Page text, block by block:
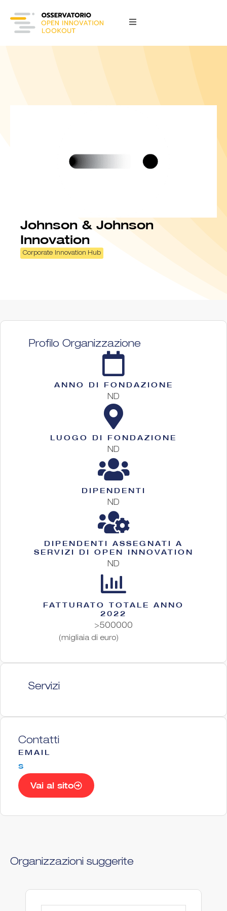
Johnson & Johnson
Innovation
Corporate Innovation Hub
Profilo Organizzazione
ANNO DI FONDAZIONE
ND
LUOGO DI FONDAZIONE
ND
DIPENDENTI
ND
DIPENDENTI ASSEGNATI A
SERVIZI DI OPEN INNOVATION
ND
FATTURATO TOTALE ANNO
2022
>500000
(migliaia di euro)
Servizi
Contatti
EMAIL
s
Vai al sito
Organizzazioni suggerite